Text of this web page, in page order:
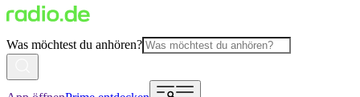
Was möchtest du anhören?